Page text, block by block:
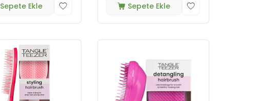
Sepete Ekle Sepete Ekle